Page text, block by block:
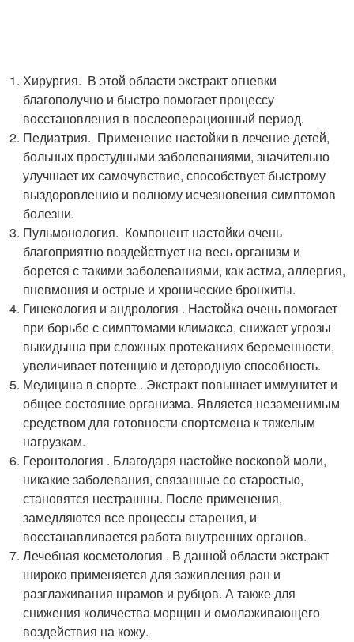
Хирургия. В этой области экстракт огневки
благополучно и быстро помогает процессу
восстановления в послеоперационный период.
Педиатрия. Применение настойки в лечение детей,
больных простудными заболеваниями, значительно
улучшает их самочувствие, способствует быстрому
выздоровлению и полному исчезновения симптомов
болезни.
Пульмонология. Компонент настойки очень
благоприятно воздействует на весь организм и
борется с такими заболеваниями, как астма, аллергия,
пневмония и острые и хронические бронхиты.
Гинекология и андрология . Настойка очень помогает
при борьбе с симптомами климакса, снижает угрозы
выкидыша при сложных протеканиях беременности,
увеличивает потенцию и детородную способность.
Медицина в спорте . Экстракт повышает иммунитет и
общее состояние организма. Является незаменимым
средством для готовности спортсмена к тяжелым
нагрузкам.
Геронтология . Благодаря настойке восковой моли,
никакие заболевания, связанные со старостью,
становятся нестрашны. После применения,
замедляются все процессы старения, и
восстанавливается работа внутренних органов.
Лечебная косметология . В данной области экстракт
широко применяется для заживления ран и
разглаживания шрамов и рубцов. А также для
снижения количества морщин и омолаживающего
воздействия на кожу.